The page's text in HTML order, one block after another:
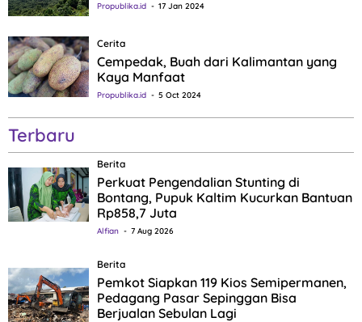
Propublika.id 17 Jan 2024
Cerita
Cempedak, Buah dari Kalimantan yang
Kaya Manfaat
Propublika.id 5 Oct 2024
Terbaru
Berita
Perkuat Pengendalian Stunting di
Bontang, Pupuk Kaltim Kucurkan Bantuan
Rp858,7 Juta
Alfian 7 Aug 2026
Berita
Pemkot Siapkan 119 Kios Semipermanen,
Pedagang Pasar Sepinggan Bisa
Berjualan Sebulan Lagi